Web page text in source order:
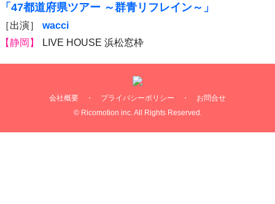
「47都道府県ツアー ～群青リフレイン～」
［出演］
wacci
【静岡】
LIVE HOUSE 浜松窓枠
会社概要 ・ プライバシーポリシー ・ お問合せ
© Ricomotion inc. All Rights Reserved.